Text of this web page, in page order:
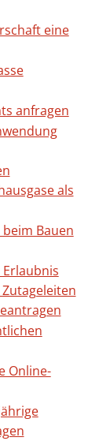
eine
anfragen
als
Bauen
Online-